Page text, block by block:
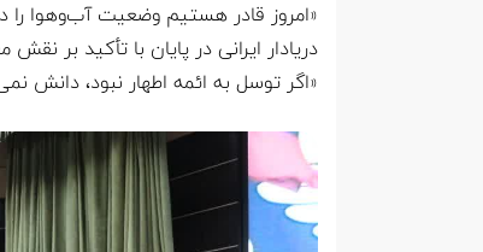
«امروز قادر هستیم وضعیت آب‌وهوا را
دریادار ایرانی در پایان با تأکید بر
«اگر توسل به ائمه اطهار نبود، دانش